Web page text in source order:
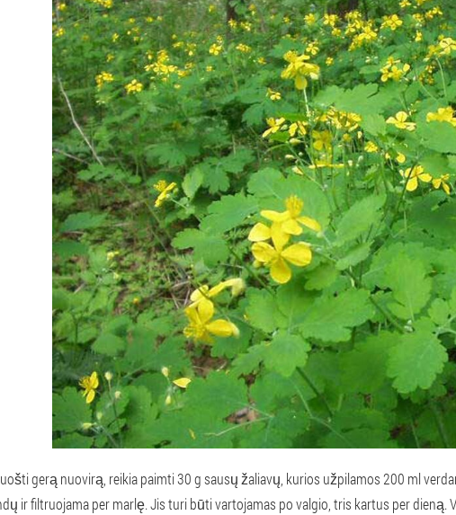
gerą nuovirą, reikia paimti 30 g sausų žaliavų, kurios užpilamos 200 ml
ir filtruojama per marlę. Jis turi būti vartojamas po valgio, tris kartus per dieną.